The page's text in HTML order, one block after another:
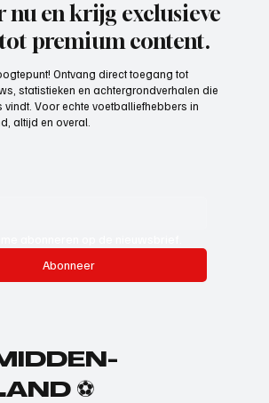
nu en krijg exclusieve
premium content.
Ontvang direct toegang tot
statistieken en achtergrondverhalen die
vindt. Voor echte voetballiefhebbers in
altijd en overal.
Abonneer
⚽